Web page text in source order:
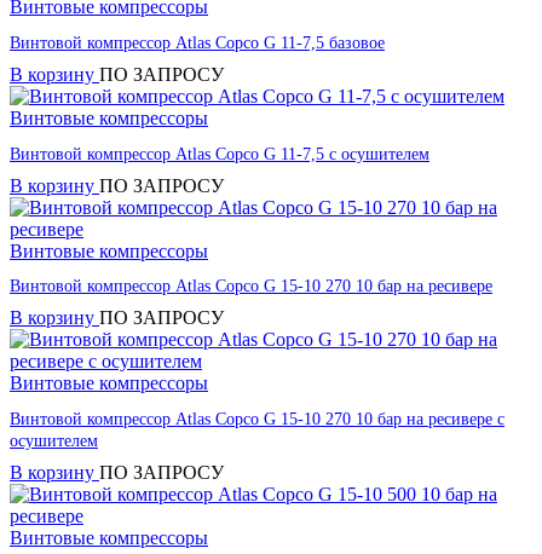
Винтовые компрессоры
Винтовой компрессор Atlas Copco G 11-7,5 базовое
В корзину ПО ЗАПРОСУ
Винтовые компрессоры
Винтовой компрессор Atlas Copco G 11-7,5 с осушителем
В корзину ПО ЗАПРОСУ
Винтовые компрессоры
Винтовой компрессор Atlas Copco G 15-10 270 10 бар на ресивере
В корзину ПО ЗАПРОСУ
Винтовые компрессоры
Винтовой компрессор Atlas Copco G 15-10 270 10 бар на ресивере с
осушителем
В корзину ПО ЗАПРОСУ
Винтовые компрессоры